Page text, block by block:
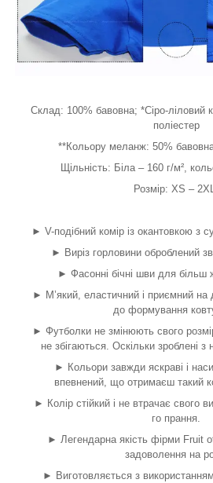
Склад: 100% бавовна; *Сіро-ліловий
поліестер
**Кольору меланж: 50%
Щільність: Біла – 160 г/м²,
Розмір: XS – 2XL.
► V-подібний комір із окантовкою з
► Виріз горловини оброблений
► Фасонні бічні шви для більш
► М’який, еластичний і приємний на
до формування
► Футболки не змінюють свого
не збігаються. Оскільки зроблені з
► Кольори завжди яскраві і
впевнений, що отримаєш такий
► Колір стійкий і не втрачає свого
го прання.
► Легендарна якість фірми Fruit
задоволення на
► Виготовляється з